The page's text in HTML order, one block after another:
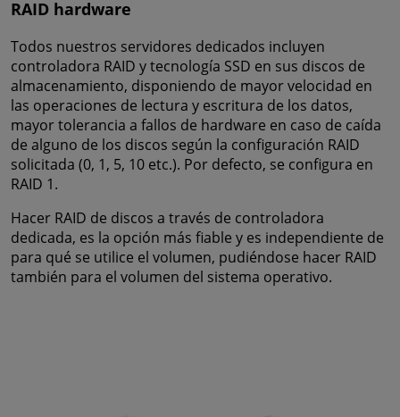
RAID hardware
Todos nuestros servidores dedicados incluyen
controladora RAID y tecnología SSD en sus discos de
almacenamiento, disponiendo de mayor velocidad en
las operaciones de lectura y escritura de los datos,
mayor tolerancia a fallos de hardware en caso de caída
de alguno de los discos según la configuración RAID
solicitada (0, 1, 5, 10 etc.). Por defecto, se configura en
RAID 1.
Hacer RAID de discos a través de controladora
dedicada, es la opción más fiable y es independiente de
para qué se utilice el volumen, pudiéndose hacer RAID
también para el volumen del sistema operativo.